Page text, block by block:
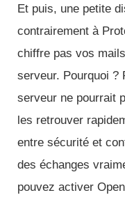
Et puis, une petite
contrairement à
chiffre pas vos
serveur. Pourquoi ?
serveur ne pourrait
les retrouver
entre sécurité et
des échanges
pouvez activer